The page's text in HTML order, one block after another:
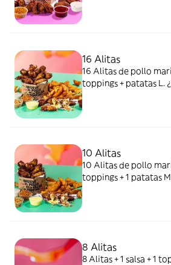
16 Alitas
16 Alitas de pollo
toppings + patatas L.
10 Alitas
10 Alitas de pollo
toppings + 1 patatas
8 Alitas
8 Alitas + 1 salsa + 1